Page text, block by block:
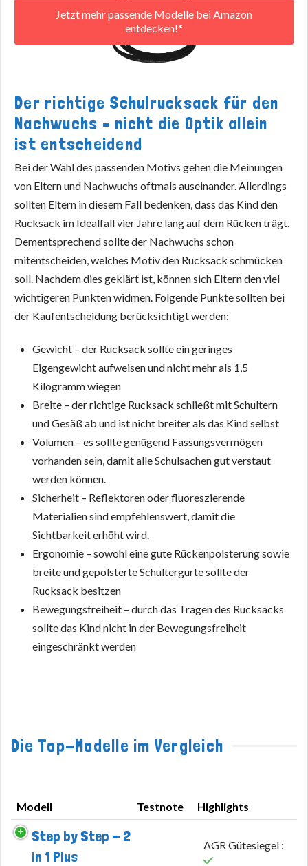
Jetzt mehr passende Modelle bei Amazon
entdecken!*
Der richtige Schulrucksack für den
Nachwuchs – nicht die Optik allein
ist entscheidend
Bei der Wahl des passenden Motivs gehen die Meinungen
von Eltern und Nachwuchs oftmals auseinander. Allerdings
sollten Eltern in diesem Fall bedenken, dass das Kind den
Rucksack im Idealfall vier Jahre lang auf dem Rücken trägt.
Dementsprechend sollte der Nachwuchs schon
mitentscheiden, welches Motiv den Rucksack schmücken
soll. Nachdem dies geklärt ist, können sich Eltern den viel
wichtigeren Punkten widmen. Folgende Punkte sollten bei
der Kaufentscheidung berücksichtigt werden:
Gewicht – der Rucksack sollte ein geringes
Eigengewicht aufweisen und nicht mehr als 1,5
Kilogramm wiegen
Breite – der richtige Rucksack schließt mit Schultern
und Gesäß ab und ist nicht breiter als das Kind selbst
Volumen – es sollte genügend Fassungsvermögen
vorhanden sein, damit alle Schulsachen gut verstaut
werden können.
Sicherheit – Reflektoren oder fluoreszierende
Materialien sind empfehlenswert, damit die
Sichtbarkeit erhöht wird.
Ergonomie – sowohl eine gute Rückenpolsterung sowie
breite und gepolsterte Schultergurte sollte der
Rucksack besitzen
Bewegungsfreiheit – durch das Tragen des Rucksacks
sollte das Kind nicht in der Bewegungsfreiheit
eingeschränkt werden
Die Top-Modelle im Vergleich
Modell Testnote
Highlights
Modell
Step by Step - 2
in 1 Plus
AGR Gütesiegel :